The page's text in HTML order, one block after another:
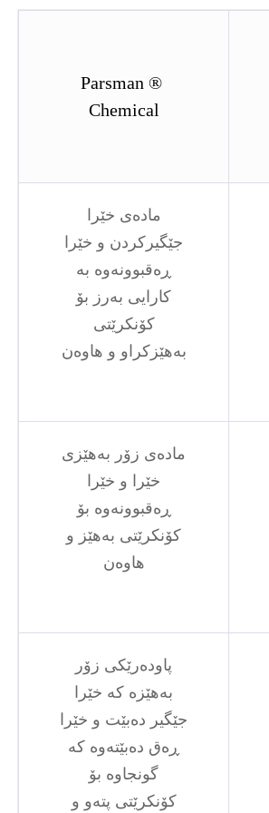
® Parsman
Chemical
مادەی خێرا
جێگیرکردن و خێرا
ڕەقبوونەوە بە
کارایی بەرز بۆ
کۆنکرێتی
بەهێزکراو و هاوەن
مادەی زۆر بەهێزی
خێرا و خێرا
ڕەقبوونەوە بۆ
کۆنکرێتی بەهێز و
هاوەن
پاودەرێکی زۆر
بەهێزە کە خێرا
جێگیر دەبێت و خێرا
ڕەق دەبێتەوە کە
گونجاوە بۆ
کۆنکرێتی پتەو و